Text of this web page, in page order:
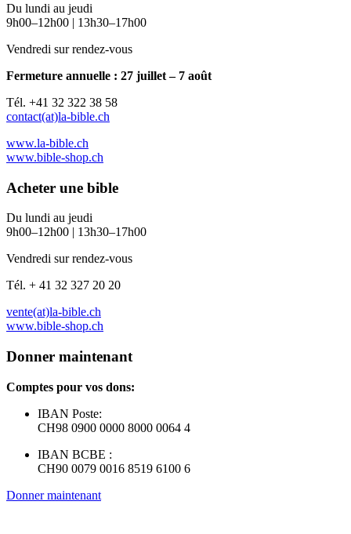
Du lundi au jeudi
9h00–12h00 | 13h30–17h00
Vendredi sur rendez-vous
Fermeture annuelle : 27 juillet – 7 août
Tél. +41 32 322 38 58
contact(at)la-bible.ch
www.la-bible.ch
www.bible-shop.ch
Acheter une bible
Du lundi au jeudi
9h00–12h00 | 13h30–17h00
Vendredi sur rendez-vous
Tél. + 41 32 327 20 20
vente(at)la-bible.ch
www.bible-shop.ch
Donner maintenant
Comptes pour vos dons:
IBAN Poste:
CH98 0900 0000 8000 0064 4
IBAN BCBE :
CH90 0079 0016 8519 6100 6
Donner maintenant